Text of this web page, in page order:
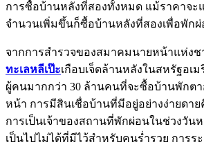
การซื้อบ้านหลังที่สองทั้งหมด แม้ราคาจ
จำนวนเพิ่มขึ้นก็ซื้อบ้านหลังที่สองเพื่อพัก
จากการสำรวจของสมาคมนายหน้าแห่ง
ทะเลหลีเป๊ะเกือบเจ็ดล้านหลังในสหรัฐอเ
ผู้คนมากกว่า 30 ล้านคนที่จะซื้อบ้านพักต
หน้า การมีสินเชื่อบ้านที่มีอยู่อย่างง่ายดาย
การเป็นเจ้าของสถานที่พักผ่อนในช่วงวัน
เป็นไปไม่ได้ที่มีไว้สำหรับคนร่ำรวย การร